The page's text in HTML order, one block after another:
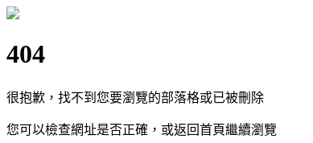
404
很抱歉，找不到您要瀏覽的部落格或已被刪除
您可以檢查網址是否正確，或返回首頁繼續瀏覽